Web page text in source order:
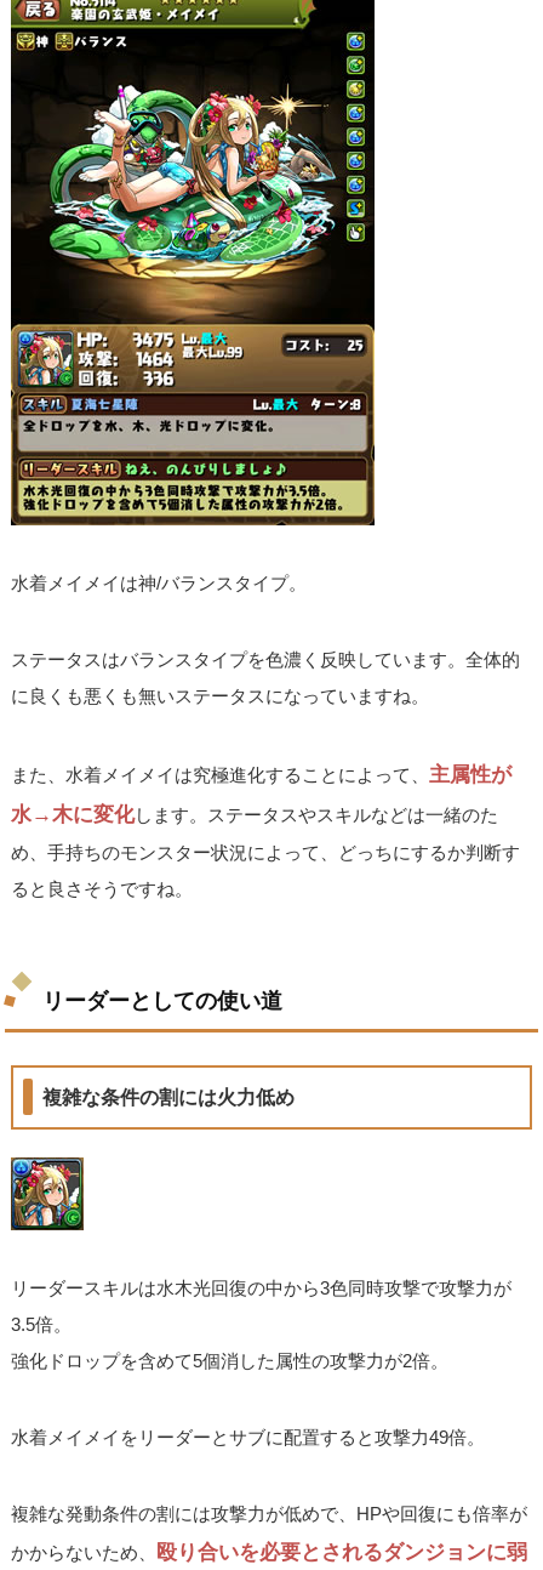
水着メイメイは神/バランスタイプ。
ステータスはバランスタイプを色濃く反映しています。全体的
に良くも悪くも無いステータスになっていますね。
また、水着メイメイは究極進化することによって、 主属性が
水→木に変化します。ステータスやスキルなどは一緒のた
め、手持ちのモンスター状況によって、どっちにするか判断す
ると良さそうですね。
リーダーとしての使い道
複雑な条件の割には火力低め
リーダースキルは水木光回復の中から3色同時攻撃で攻撃力が
3.5倍。
強化ドロップを含めて5個消した属性の攻撃力が2倍。
水着メイメイをリーダーとサブに配置すると攻撃力49倍。
複雑な発動条件の割には攻撃力が低めで、HPや回復にも倍率が
かからないため、
殴り合いを必要とされるダンジョンに弱